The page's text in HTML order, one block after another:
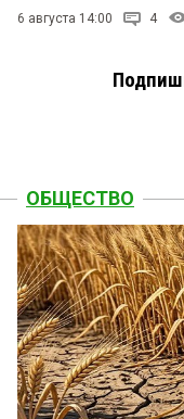
6 августа 14:00 4
ОБЩЕСТВО